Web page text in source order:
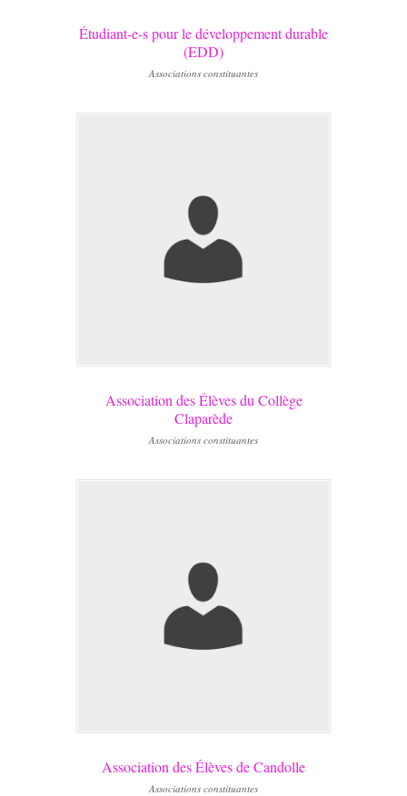
Étudiant-e-s pour le développement durable
(EDD)
Associations constituantes
Association des Élèves du Collège
Claparède
Associations constituantes
Association des Élèves de Candolle
Associations constituantes